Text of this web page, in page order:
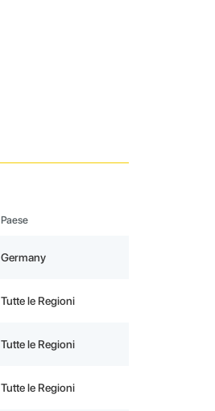
Paese
Germany
Tutte le Regioni
Tutte le Regioni
Tutte le Regioni